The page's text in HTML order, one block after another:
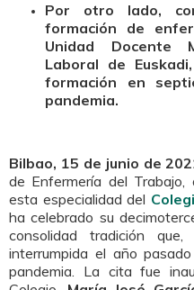
Por otro lado,
formación de
Unidad Docente
Laboral de
formación en
pandemia.
Bilbao, 15 de junio de
de Enfermería del
esta especialidad del
ha celebrado su
consolidad tradición
interrumpida el año
pandemia. La cita fue